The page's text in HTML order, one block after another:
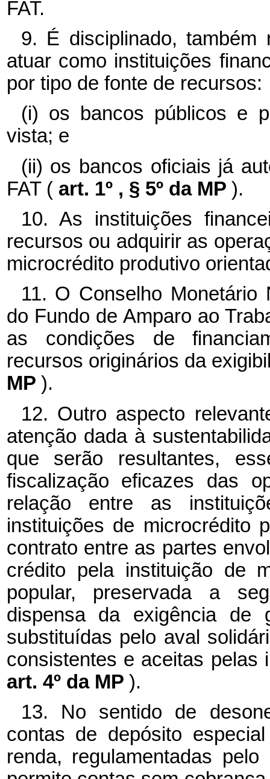
FAT.
9. É disciplinado, também
atuar como instituições
por tipo de fonte de recursos:
(i) os bancos públicos e
vista; e
(ii) os bancos oficiais já
FAT ( art. 1º , § 5º da MP ).
10. As instituições
recursos ou adquirir as
microcrédito produtivo
11. O Conselho Monetário
do Fundo de Amparo ao
as condições de
recursos originários da
MP ).
12. Outro aspecto
atenção dada à
que serão resultantes,
fiscalização eficazes das
relação entre as
instituições de microcrédito
contrato entre as partes
crédito pela instituição de
popular, preservada a
dispensa da exigência de
substituídas pelo aval
consistentes e aceitas pelas
art. 4º da MP ).
13. No sentido de
contas de depósito
renda, regulamentadas